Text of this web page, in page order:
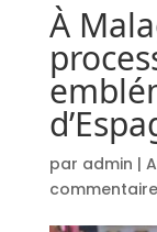
À
par admin |